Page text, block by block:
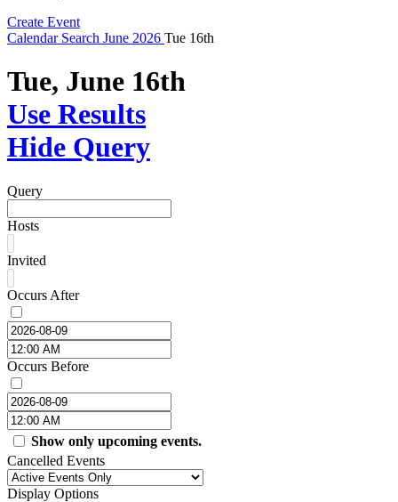
Create Event
Calendar Search June 2026 Tue 16th
Tue, June 16th
Use Results
Hide Query
Query
Hosts
Invited
Occurs After
Occurs Before
Show only upcoming events.
Cancelled Events
Display Options